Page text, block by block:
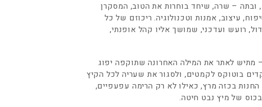
– שרה, שיחד בוחרות את הטוב, המסקרן
עיצוב, אמנות וטכנולוגיה. ריכוזם של כל
רועש ועדכני, שמושך אליו קהל אופנתי,
לאתר את המילה האחרונה שתוקפה יפוג
בוטוקס לקמטים, ולסגור את שעריה לכל הקיץ
בכזה מרץ, כאילו לא רק הרימה עפעפיים,
של מיץ נבט חיטה.